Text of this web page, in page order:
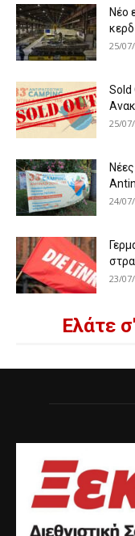
Νέο
25/
Sold
25/
24/
23/
Ελάτε